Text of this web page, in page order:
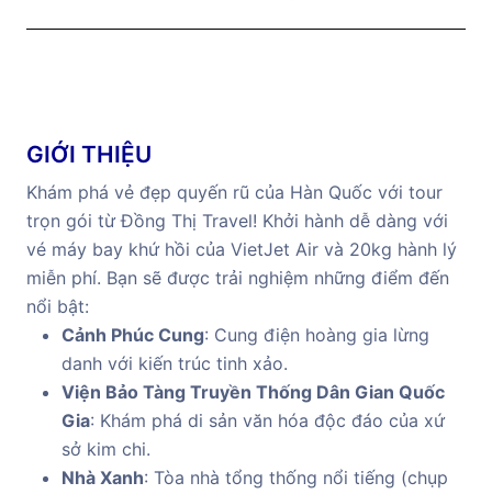
GIỚI THIỆU
Khám phá vẻ đẹp quyến rũ của Hàn Quốc với tour
trọn gói từ Đồng Thị Travel! Khởi hành dễ dàng với
vé máy bay khứ hồi của VietJet Air và 20kg hành lý
miễn phí. Bạn sẽ được trải nghiệm những điểm đến
nổi bật:
Cảnh Phúc Cung: Cung điện hoàng gia lừng
danh với kiến trúc tinh xảo.
Viện Bảo Tàng Truyền Thống Dân Gian Quốc
Gia: Khám phá di sản văn hóa độc đáo của xứ
sở kim chi.
Nhà Xanh: Tòa nhà tổng thống nổi tiếng (chụp